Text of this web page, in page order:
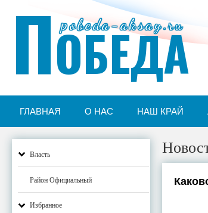
pobeda-aksay.ru
ПОБЕДА
ГЛАВНАЯ О НАС НАШ КРАЙ
Власть
Район Официальный
Избранное